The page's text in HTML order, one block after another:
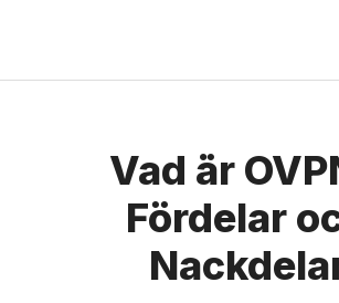
content
Vad är
Fördelar